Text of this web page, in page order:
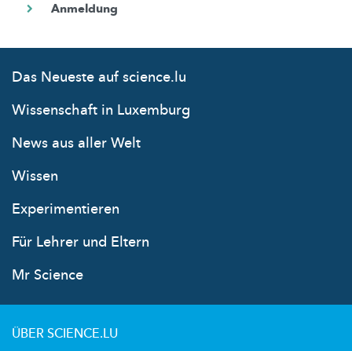
Das Neueste auf science.lu
Wissenschaft in Luxemburg
News aus aller Welt
Wissen
Experimentieren
Für Lehrer und Eltern
Mr Science
ÜBER SCIENCE.LU